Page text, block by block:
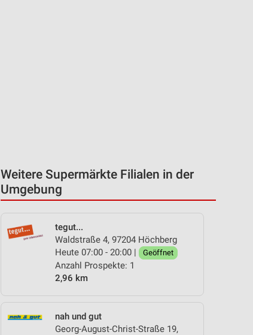
Weitere Supermärkte Filialen in der
Umgebung
tegut...
Waldstraße 4, 97204 Höchberg
Heute 07:00 - 20:00 |
Geöffnet
Anzahl Prospekte: 1
2,96 km
nah und gut
Georg-August-Christ-Straße 19,